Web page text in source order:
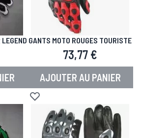
GANTS MOTO ROUGES TOURISTE
73,77 €
AJOUTER AU PANIER
Ajouter à la liste d'achats